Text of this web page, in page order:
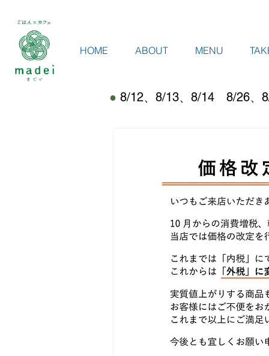
HOME ABOUT MENU
● 8/12、8/13、8/14 8/26、